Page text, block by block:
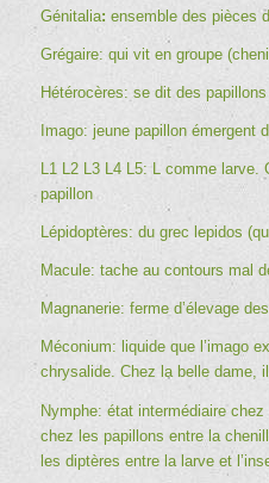
Génitalia: ensemble des pièces
Grégaire: qui vit en groupe
Hétérocères: se dit des
Imago: jeune papillon émergent
L1 L2 L3 L4 L5: L comme
papillon
Lépidoptères: du grec lepidos
Macule: tache au contours mal
Magnanerie: ferme d’élevage
Méconium: liquide que l’imago
chrysalide. Chez la belle dame,
Nymphe: état intermédiaire
chez les papillons entre la
les diptères entre la larve et